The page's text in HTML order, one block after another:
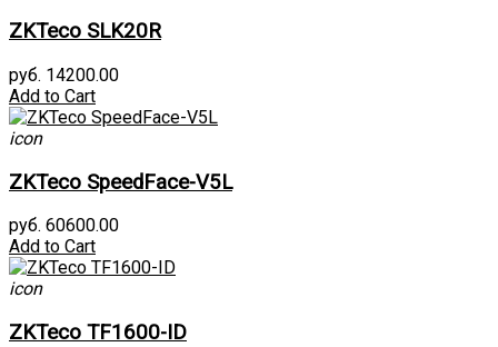
ZKTeco SLK20R
руб. 14200.00
Add to Cart
icon
ZKTeco SpeedFace-V5L
руб. 60600.00
Add to Cart
icon
ZKTeco TF1600-ID